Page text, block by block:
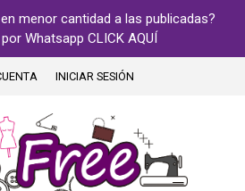
menor cantidad a las publicadas?
Whatsapp CLICK AQUÍ
INICIAR SESIÓN